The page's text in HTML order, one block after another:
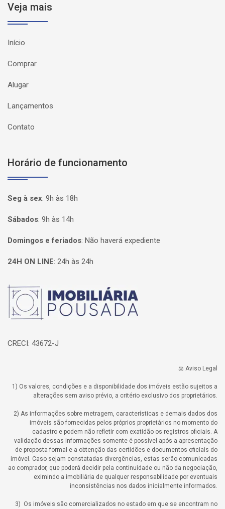
Veja mais
Início
Comprar
Alugar
Lançamentos
Contato
Horário de funcionamento
Seg à sex: 9h às 18h
Sábados: 9h às 14h
Domingos e feriados: Não haverá expediente
24H ON LINE: 24h às 24h
Página inicial
CRECI: 43672-J
⚖️ Aviso Legal
1) Os valores, condições e a disponibilidade dos imóveis estão sujeitos a
alterações sem aviso prévio, a critério exclusivo dos proprietários.
2) As informações sobre metragem, características e demais dados dos
imóveis são fornecidas pelos próprios proprietários no momento do
cadastro e podem não refletir com exatidão os registros oficiais. A
validação dessas informações somente é possível após a apresentação
de proposta formal e a obtenção das certidões e documentos oficiais do
imóvel. Caso sejam constatadas divergências, estas serão comunicadas
ao comprador, que poderá decidir pela continuidade ou não da negociação,
eximindo a imobiliária de qualquer responsabilidade por eventuais
inconsistências nos dados inicialmente informados.
3) Os imóveis são comercializados no estado em que se encontram no